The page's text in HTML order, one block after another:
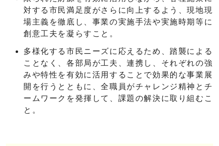
対する市民満足度がさらに向上するよう、現地現
場主義を徹底し、事業の実施手法や実施時期等に
創意工夫を凝らすこと。
多様化する市民ニーズに応えるため、踏襲による
ことなく、各部局が工夫、連携し、それぞれの強
みや特性を有効に活用することで効果的な事業展
開を行うとともに、全職員がチャレンジ精神とチ
ームワークを発揮して、課題の解決に取り組むこ
と。